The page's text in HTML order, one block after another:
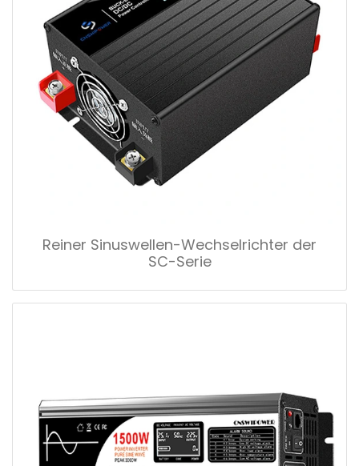
Reiner Sinuswellen-Wechselrichter der
SC-Serie